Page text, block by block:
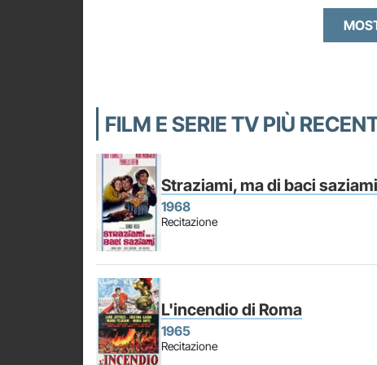
FILM E SERIE TV PIÙ
Straziami, ma di baci saziami
1968
Recitazione
L'incendio di Roma
1965
Recitazione